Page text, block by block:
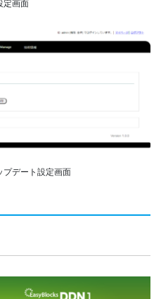
定画面
プデート設定画面